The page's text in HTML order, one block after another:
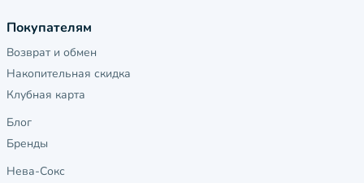
Покупателям
Возврат и обмен
Накопительная скидка
Клубная карта
Блог
Бренды
Нева-Сокс